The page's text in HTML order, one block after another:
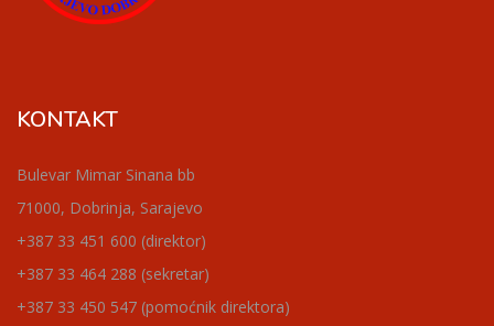
KONTAKT
Bulevar Mimar Sinana bb
71000, Dobrinja, Sarajevo
+387 33 451 600 (direktor)
+387 33 464 288 (sekretar)
+387 33 450 547 (pomoćnik direktora)